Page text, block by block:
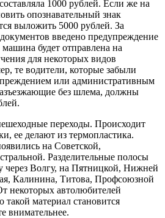
1000 рублей. Если же на
опознавательный знак
выложить 5000 рублей. За
введено предупреждение
будет отправлена на
для некоторых видов
те водители, которые забыли
или административным
без шлема, должны
переходы. Происходит
ее делают из термопластика.
на Советской,
Разделительные полосы
через Волгу, на Пятницкой, Нижней
Калинина, Титова, Профсоюзной
некоторых автолюбителей
такой материал становится
внимательнее.